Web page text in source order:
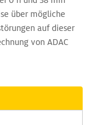
über mögliche
auf dieser
von ADAC